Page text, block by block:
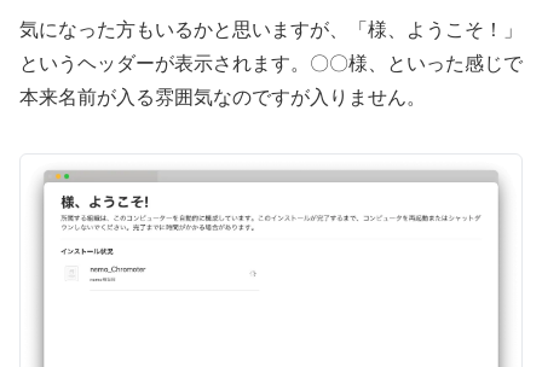
気になった方もいるかと思いますが、「様、ようこそ！」
というヘッダーが表示されます。〇〇様、といった感じで
本来名前が入る雰囲気なのですが入りません。